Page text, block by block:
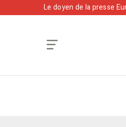
Le doyen de la presse